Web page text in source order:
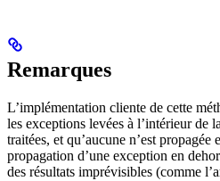
Remarques
L’implémentation cliente de cette
les exceptions levées à l’intérieur de
traitées, et qu’aucune n’est
propagation d’une exception en
des résultats imprévisibles (comme